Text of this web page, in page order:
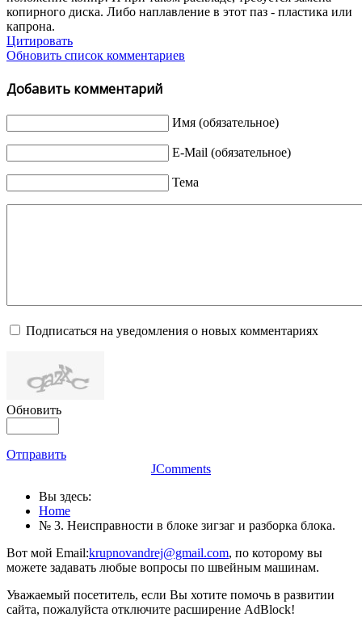
копирного диска. Либо наплавление в этот паз - пластика или
капрона.
Цитировать
Обновить список комментариев
Добавить комментарий
Имя (обязательное)
E-Mail (обязательное)
Тема
Подписаться на уведомления о новых комментариях
Обновить
Отправить
JComments
Вы здесь:
Home
№ 3. Неисправности в блоке зигзаг и разборка блока.
Вот мой Email:krupnovandrej@gmail.com, по которому вы
можете задавать любые вопросы по швейным машинам.
Уважаемый посетитель, если Вы хотите помочь в развитии
сайта, пожалуйста отключите расширение AdBlock!